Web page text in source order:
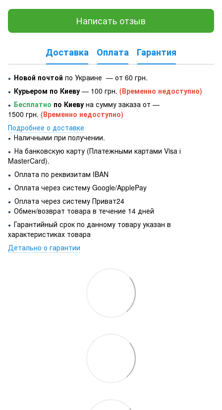
Написать отзыв
Доставка Оплата Гарантия
● Новой почтой по Украине — от 60 грн.
● Курьером по Киеву — 100 грн. (Временно недоступно)
● Бесплатно по Киеву на сумму заказа от —
1500 грн. (Временно недоступно)
Подробнее о доставке
● Наличными при получении.
● На банковскую карту (Платежными картами Visa і
MasterCard).
● Оплата по реквизитам IBAN
● Оплата через систему Google/ApplePay
● Оплата через систему Приват24
● Обмен/возврат товара в течение 14 дней
● Гарантийный срок по данному товару указан в
характеристиках товара
Детально о гарантии